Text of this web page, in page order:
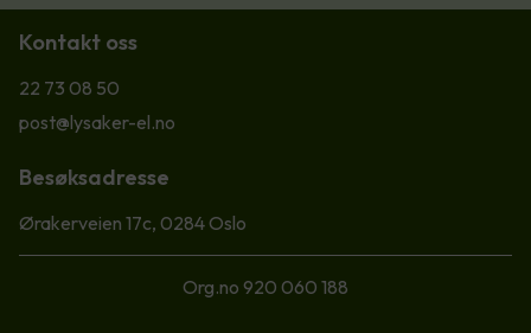
Kontakt oss
22 73 08 50
post@lysaker-el.no
Besøksadresse
Ørakerveien 17c, 0284 Oslo
Org.no 920 060 188